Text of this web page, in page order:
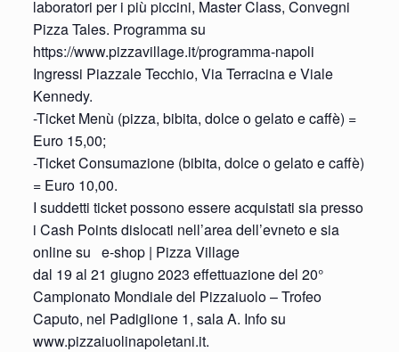
laboratori per i più piccini, Master Class, Convegni
Pizza Tales. Programma su
https://www.pizzavillage.it/programma-napoli
Ingressi Piazzale Tecchio, Via Terracina e Viale
Kennedy.
-Ticket Menù (pizza, bibita, dolce o gelato e caffè) =
Euro 15,00;
-Ticket Consumazione (bibita, dolce o gelato e caffè)
= Euro 10,00.
I suddetti ticket possono essere acquistati sia presso
i Cash Points dislocati nell’area dell’evneto e sia
online su e-shop | Pizza Village
dal 19 al 21 giugno 2023 effettuazione del 20°
Campionato Mondiale del Pizzaiuolo – Trofeo
Caputo, nel Padiglione 1, sala A. Info su
www.pizzaiuolinapoletani.it.